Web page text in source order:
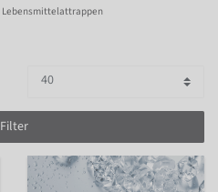
Lebensmittelattrappen
Filter